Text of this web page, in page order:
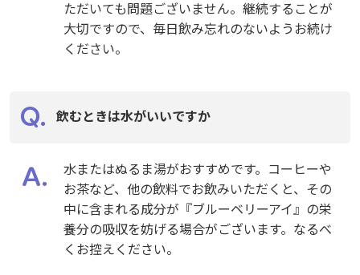
ただいても問題ございません。継続することが
大切ですので、毎日飲み忘れのないようお続け
ください。
飲むときは水がいいですか
水またはぬるま湯がおすすめです。コーヒーや
お茶など、他の飲料でお飲みいただくと、その
中に含まれる成分が『ブルーベリーアイ』の栄
養分の吸収を妨げる場合がございます。なるべ
くお控えください。